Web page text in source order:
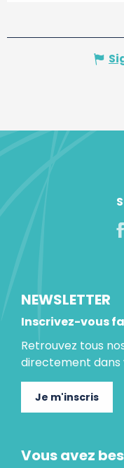
NEWSLETTER
Inscrivez-vous
Retrouvez tous
directement dans
Je m'inscris
Vous avez